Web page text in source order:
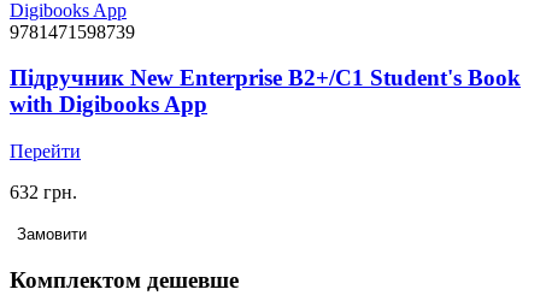
9781471598739
Підручник New Enterprise B2+/C1 Student's Book
with Digibooks App
Перейти
632 грн.
Замовити
Комплектом дешевше